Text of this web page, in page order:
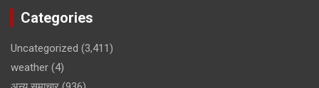
Categories
Uncategorized (3,411)
weather (4)